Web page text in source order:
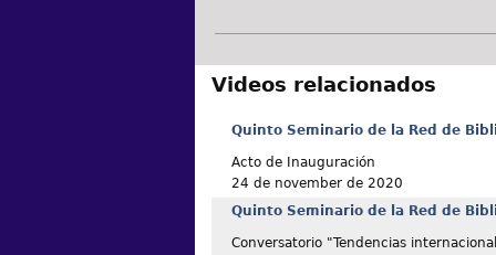
Videos relacionados
Quinto Seminario de la Red de
Acto de Inauguración
24 de november de 2020
Quinto Seminario de la Red de
Conversatorio "Tendencias